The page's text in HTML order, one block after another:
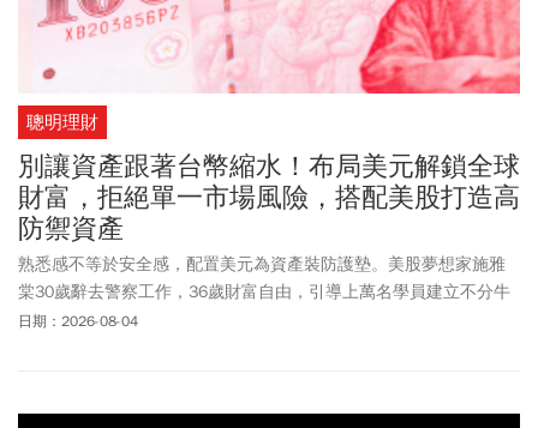
聰明理財
別讓資產跟著台幣縮水！布局美元解鎖全球
財富，拒絕單一市場風險，搭配美股打造高
防禦資產
熟悉感不等於安全感，配置美元為資產裝防護墊。美股夢想家施雅
棠30歲辭去警察工作，36歲財富自由，引導上萬名學員建立不分牛
熊市都能穩健獲利的資產系統。
日期：2026-08-04